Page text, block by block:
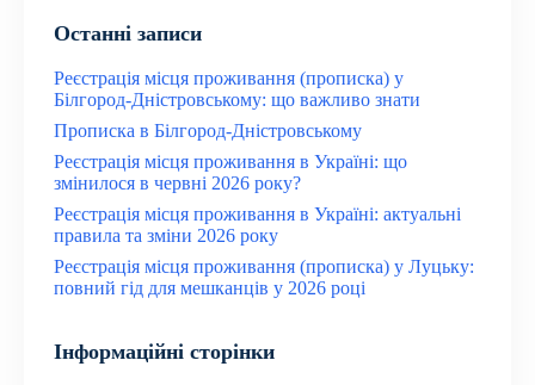
Останні записи
Реєстрація місця проживання (прописка) у
Білгород-Дністровському: що важливо знати
Прописка в Білгород-Дністровському
Реєстрація місця проживання в Україні: що
змінилося в червні 2026 року?
Реєстрація місця проживання в Україні: актуальні
правила та зміни 2026 року
Реєстрація місця проживання (прописка) у Луцьку:
повний гід для мешканців у 2026 році
Інформаційні сторінки